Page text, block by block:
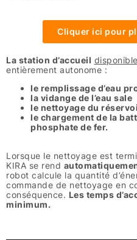
Cliquer ici pour
La station d’accueil
entièrement autonome :
le remplissage d’eau
la vidange de l’eau sale
le nettoyage du
le chargement de la
phosphate de fer.
Lorsque le nettoyage est
KIRA se rend
robot calcule la quantité
commande de nettoyage en
conséquence. Les temps
minimum.